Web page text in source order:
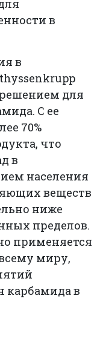
в
в
для
С ее
70%
что
в
населения
веществ
ниже
пределов.
применяется
миру,
карбамида в